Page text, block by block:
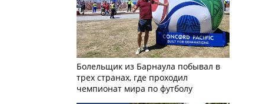
Болельщик из Барнаула побывал в
трех странах, где проходил
чемпионат мира по футболу